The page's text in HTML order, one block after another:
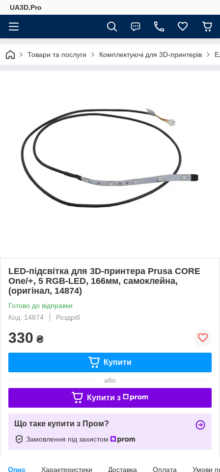
UA3D.Pro
Товари та послуги Комплектуючі для 3D-принтерів
LED-підсвітка для 3D-принтера Prusa CORE
One/+, 5 RGB-LED, 166мм, самоклейна,
(оригінал, 14874)
Готово до відправки
Код: 14874
Роздріб
330 ₴
Купити
або
Купити з
Що таке купити з Пром?
Замовлення під захистом
Опис Характеристики Доставка Оплата Умови